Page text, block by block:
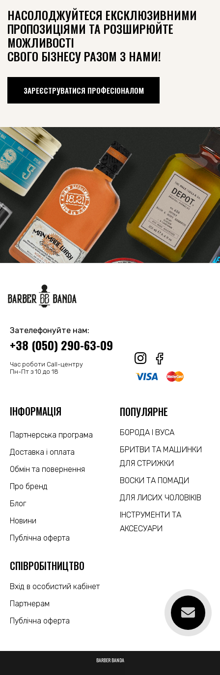
НАСОЛОДЖУЙТЕСЯ ЕКСКЛЮЗИВНИМИ
ПРОПОЗИЦІЯМИ ТА РОЗШИРЮЙТЕ
МОЖЛИВОСТІ
СВОГО БІЗНЕСУ РАЗОМ З НАМИ!
ЗАРЕЄСТРУВАТИСЯ ПРОФЕСІОНАЛОМ
Зателефонуйте нам:
+38 (050) 290-63-09
Час роботи Call-центру
Пн-Пт з 10 до 18
ІНФОРМАЦІЯ
Партнерська програма
Доставка і оплата
Обмін та повернення
Про бренд
Блог
Новини
Публічна оферта
ПОПУЛЯРНЕ
БОРОДА І ВУСА
БРИТВИ ТА МАШИНКИ
ДЛЯ СТРИЖКИ
ВОСКИ ТА ПОМАДИ
ДЛЯ ЛИСИХ ЧОЛОВІКІВ
ІНСТРУМЕНТИ ТА
АКСЕСУАРИ
CПІВРОБІТНИЦТВО
Вхід в особистий кабінет
Партнерам
Публічна оферта
BARBER BANDA